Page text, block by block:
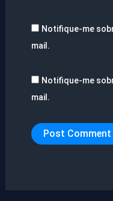
Notifique-me
mail.
Notifique-me
mail.